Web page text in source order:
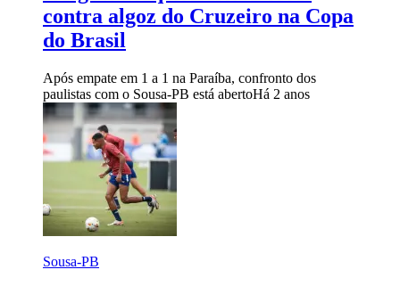
contra algoz do Cruzeiro na Copa
do Brasil
Após empate em 1 a 1 na Paraíba, confronto dos
paulistas com o Sousa-PB está abertoHá 2 anos
Sousa-PB